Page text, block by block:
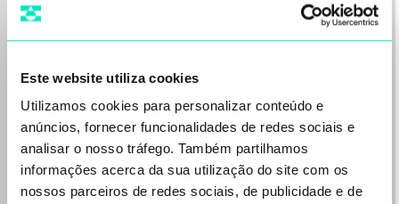
Este website utiliza cookies
Utilizamos cookies para personalizar conteúdo e
anúncios, fornecer funcionalidades de redes sociais e
analisar o nosso tráfego. Também partilhamos
informações acerca da sua utilização do site com os
nossos parceiros de redes sociais, de publicidade e de
Gerenciamento responsável de
um filtro-prensa: manutenção,
operações e como evitar erros
onerosos